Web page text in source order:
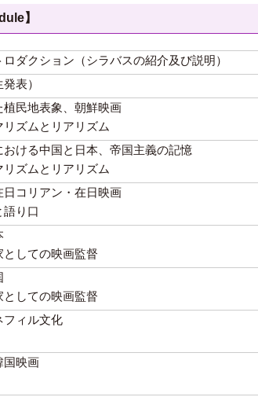
】
ダクション（シラバスの紹介及び説明）
表）
民地表象、朝鮮映画
ズムとリアリズム
ける中国と日本、帝国主義の記憶
ズムとリアリズム
日コリアン・在日映画
り口
しての映画監督
しての映画監督
フィル文化
国映画